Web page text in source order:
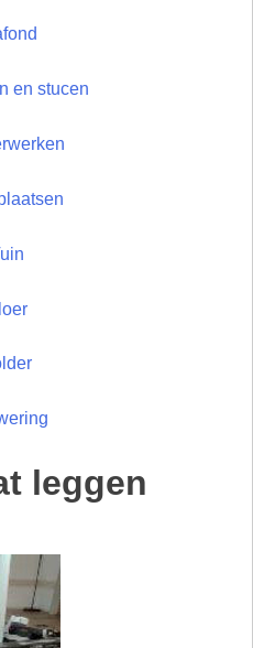
en stucen
leggen